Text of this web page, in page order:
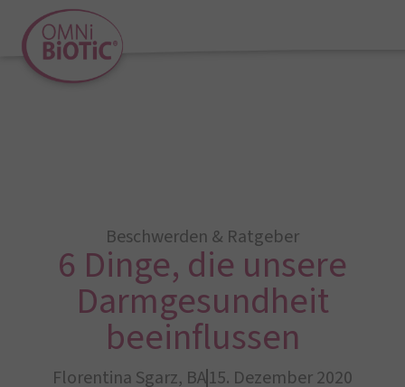
Beschwerden & Ratgeber
6 Dinge, die unsere
Darmgesundheit
beeinflussen
Florentina Sgarz, BA15. Dezember 2020